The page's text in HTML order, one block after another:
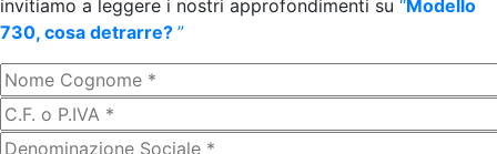
invitiamo a leggere i nostri approfondimenti su “Modello
730, cosa detrarre? ”